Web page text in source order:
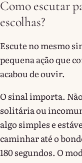
Como escutar
escolhas?
Escute no mesmo
pequena ação que
acabou de ouvir.
O sinal importa.
solitária ou
algo simples e
caminhar até o
180 segundos. O